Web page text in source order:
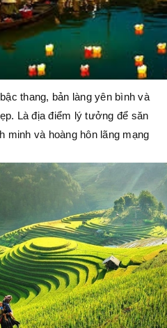
thang, bản làng yên bình và
Là địa điểm lý tưởng để săn
minh và hoàng hôn lãng mạng